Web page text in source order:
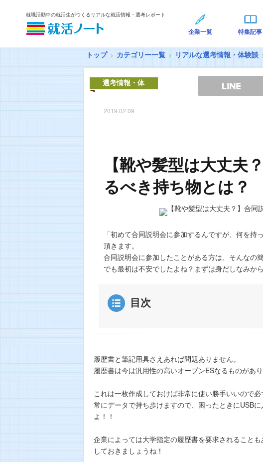
就職活動中の就活生がつくるリアルな就活情報・選考レポート
企業一覧 特集記事
トップ カテゴリー一覧 リアルな選考情報・体験談
選考情報・体
2019.02.09
【靴や髪型は大丈夫
るべき持ち物とは？
「初めて合同説明会に参加するんですが、何を
頂きます。
合同説明会に参加したことがある方は、そんなの
でも最初は不安でしたよね？まずは身だしなみか
目次
履歴書と筆記用具さえあれば問題ありません。
履歴書は今は汎用性の高いオープンESなるものがあ
これは一枚作成しておけば非常に使い勝手いいので必
常にデータで持ち歩けますので、困ったときにUSB
よ！！
企業によっては大学指定の履歴書を要求されること
しておきましょうね！